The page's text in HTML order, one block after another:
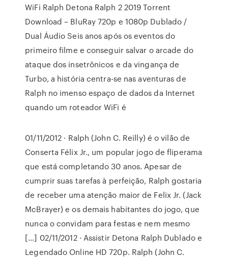
WiFi Ralph Detona Ralph 2 2019 Torrent
Download – BluRay 720p e 1080p Dublado /
Dual Áudio Seis anos após os eventos do
primeiro filme e conseguir salvar o arcade do
ataque dos insetrônicos e da vingança de
Turbo, a história centra-se nas aventuras de
Ralph no imenso espaço de dados da Internet
quando um roteador WiFi é
01/11/2012 · Ralph (John C. Reilly) é o vilão de
Conserta Félix Jr., um popular jogo de fliperama
que está completando 30 anos. Apesar de
cumprir suas tarefas à perfeição, Ralph gostaria
de receber uma atenção maior de Felix Jr. (Jack
McBrayer) e os demais habitantes do jogo, que
nunca o convidam para festas e nem mesmo
[…] 02/11/2012 · Assistir Detona Ralph Dublado e
Legendado Online HD 720p. Ralph (John C.